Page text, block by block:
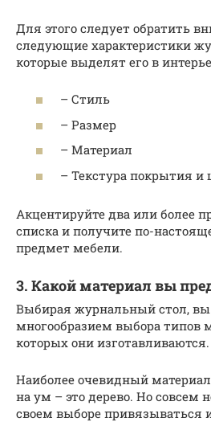
Для этого следует обратить
следующие характеристики
которые выделят его в
– Стиль
– Размер
– Материал
– Текстура покрытия и
Акцентируйте два или более
списка и получите по-
предмет мебели.
3. Какой материал вы
Выбирая журнальный стол,
многообразием выбора типов
которых они изготавливаются.
Наиболее очевидный
на ум – это дерево. Но совсем
своем выборе привязываться